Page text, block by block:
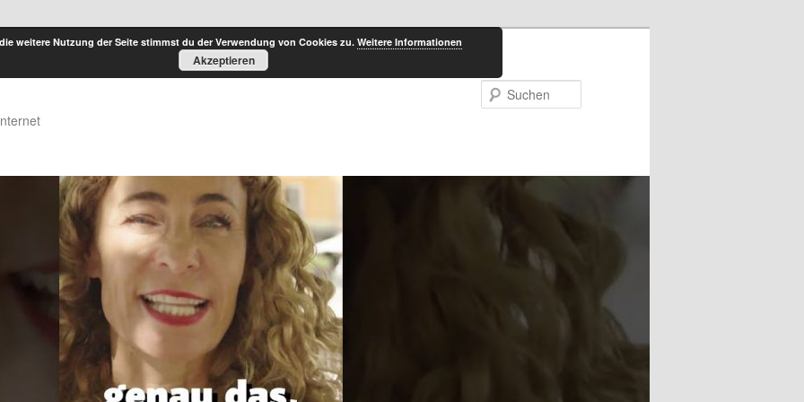
weitere Nutzung der Seite stimmst du der Verwendung von Cookies zu. Weitere Informationen
Akzeptieren